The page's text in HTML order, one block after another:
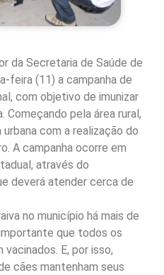
da Secretaria de Saúde de
feira (11) a campanha de
com objetivo de imunizar
Começando pela área rural,
com a realização do
A campanha ocorre em
através do
deverá atender cerca de
no município há mais de
que todos os
E, por isso,
cães mantenham seus